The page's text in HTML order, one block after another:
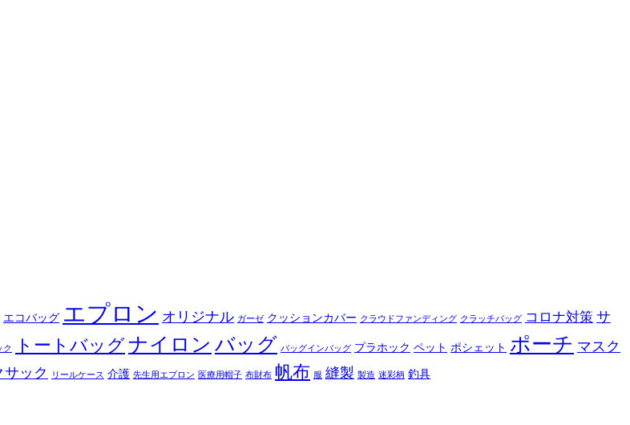
エコバッグ エプロン オリジナル ガーゼ クッションカバー クラウドファンディング クラッチバッグ コロナ対策 サ
ク トートバッグナイロン バッグ バッグインバッグ プラホック ペット ポシェット ポーチ マスク
サック リールケース 介護 先生用エプロン 医療用帽子 布財布 帆布 服 縫製 製造 迷彩柄 釣具